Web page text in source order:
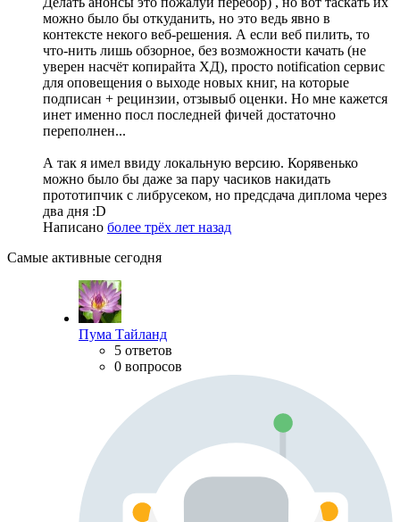
можно было бы откуданить, но это ведь явно в
контексте некого веб-решения. А если веб пилить, то
что-нить лишь обзорное, без возможности качать (не
уверен насчёт копирайта ХД), просто notification сервис
для оповещения о выходе новых книг, на которые
подписан + рецинзии, отзывыб оценки. Но мне кажется
инет именно посл последней фичей достаточно
переполнен...
А так я имел ввиду локальную версию. Корявенько
можно было бы даже за пару часиков накидать
прототипчик с либрусеком, но предсдача диплома через
два дня :D
Написано более трёх лет назад
Самые активные сегодня
Пума Тайланд
5 ответов
0 вопросов